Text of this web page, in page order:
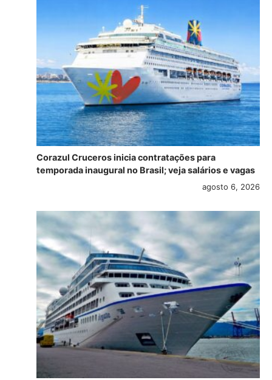
Corazul Cruceros inicia contratações para
temporada inaugural no Brasil; veja salários e vagas
agosto 6, 2026